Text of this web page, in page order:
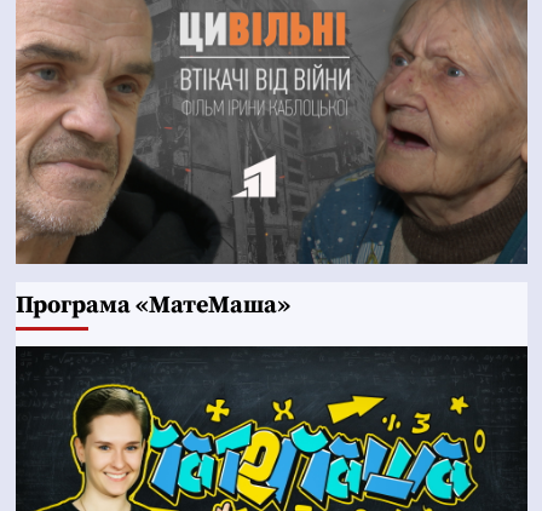
Програма «МатеМаша»